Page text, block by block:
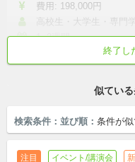
費用: 198,000円
高校生・大学生・専門学
1~3週間
世代を超えた
終了し
似てい
検索条件： 並び順： 条件が
注目 イベント/講演会